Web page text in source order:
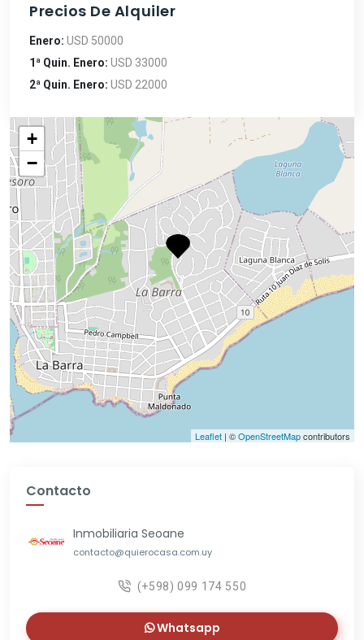
Precios De Alquiler
Enero: USD 50000
1ª Quin. Enero: USD 33000
2ª Quin. Enero: USD 22000
+
−
Leaflet | ©OpenStreetMapcontributors
Contacto
Inmobiliaria Seoane
contacto@quierocasa.com.uy
(+598) 099 174 550
Whatsapp